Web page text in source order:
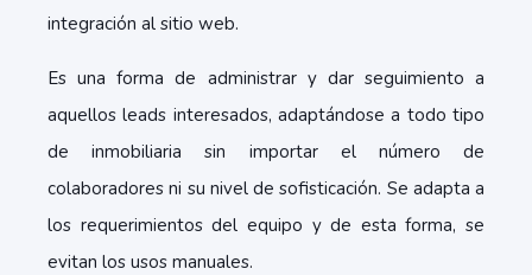
integración al sitio web.
Es una forma de administrar y dar seguimiento a
aquellos leads interesados, adaptándose a todo tipo
de inmobiliaria sin importar el número de
colaboradores ni su nivel de sofisticación. Se adapta a
los requerimientos del equipo y de esta forma, se
evitan los usos manuales.